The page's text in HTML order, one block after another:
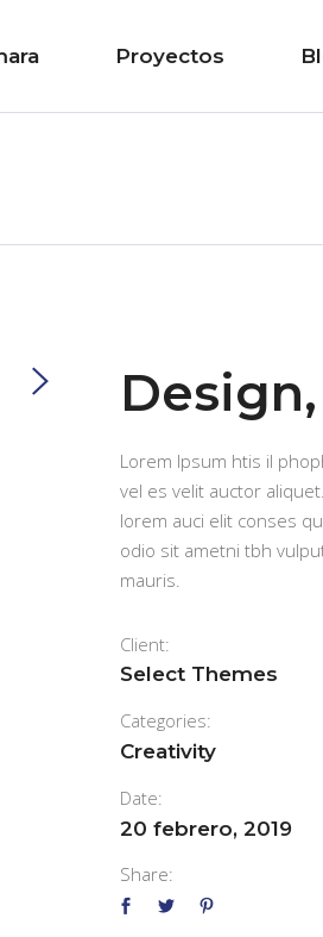
Proyectos
Lorem Ipsum htis il
vel es velit auctor
lorem auci elit conses
odio sit ametni tbh
mauris.
Client:
Select Themes
Categories:
Creativity
Date:
20 febrero, 2019
Share: